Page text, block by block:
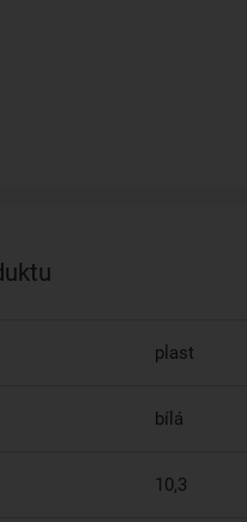
plast
bílá
10,3